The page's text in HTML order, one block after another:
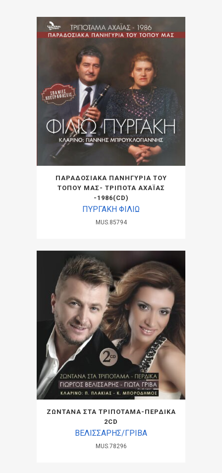
ΠΑΡΑΔΟΣΙΑΚΑ ΠΑΝΗΓΥΡΙΑ ΤΟΥ
ΤΟΠΟΥ ΜΑΣ- ΤΡΙΠΟΤΑ ΑΧΑΪΑΣ
-1986(CD)
ΠΥΡΓΑΚΗ ΦΙΛΙΩ
MUS.85794
ΖΩΝΤΑΝΑ ΣΤΑ ΤΡΙΠΟΤΑΜΑ-ΠΕΡΔΙΚΑ
2CD
ΒΕΛΙΣΣΑΡΗΣ/ΓΡΙΒΑ
MUS.78296